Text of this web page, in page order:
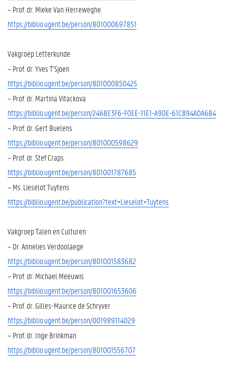
– Prof. dr. Mieke Van Herreweghe
https://biblio.ugent.be/person/801000697851
Vakgroep Letterkunde
– Prof. dr. Yves T’Sjoen
https://biblio.ugent.be/person/801000850425
– Prof. dr. Martina Vitackova
https://biblio.ugent.be/person/246BE3F6-F0EE-11E1-A9DE-61C894A0A6B4
– Prof. dr. Gert Buelens
https://biblio.ugent.be/person/801000598629
– Prof. dr. Stef Craps
https://biblio.ugent.be/person/801001787685
– Ms. Lieselot Tuytens
https://biblio.ugent.be/publication?text=Lieselot+Tuytens
Vakgroep Talen en Culturen
– Dr. Annelies Verdoolaege
https://biblio.ugent.be/person/801001583682
– Prof. dr. Michael Meeuwis
https://biblio.ugent.be/person/801001653606
– Prof. dr. Gilles-Maurice de Schryver
https://biblio.ugent.be/person/001989114029
– Prof. dr. Inge Brinkman
https://biblio.ugent.be/person/801001556707